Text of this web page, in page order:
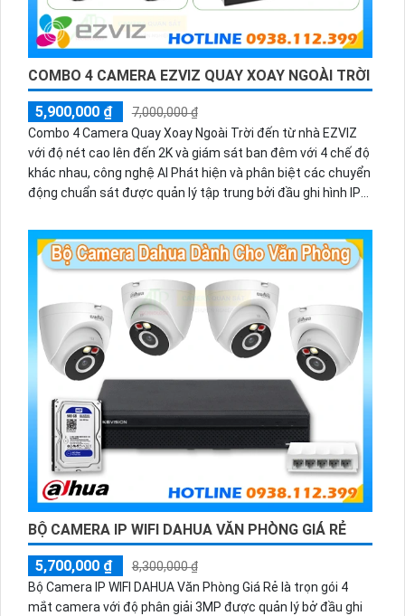
COMBO 4 CAMERA EZVIZ QUAY XOAY NGOÀI TRỜI
5,900,000 ₫
7,000,000 ₫
Combo 4 Camera Quay Xoay Ngoài Trời đến từ nhà EZVIZ
với độ nét cao lên đến 2K và giám sát ban đêm với 4 chế độ
khác nhau, công nghệ AI Phát hiện và phân biệt các chuyển
động chuẩn sát được quản lý tập trung bởi đầu ghi hình IP
BỘ CAMERA IP WIFI DAHUA VĂN PHÒNG GIÁ RẺ
5,700,000 ₫
8,300,000 ₫
Bộ Camera IP WIFI DAHUA Văn Phòng Giá Rẻ là trọn gói 4
mắt camera với độ phân giải 3MP được quản lý bở đầu ghi